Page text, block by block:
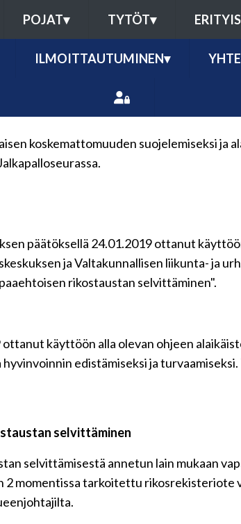
POJAT▾ TYTÖT▾
ILMOITTAUTUMINEN▾
koskemattomuuden suojelemiseksi ja
päätöksellä 24.01.2019 ottanut
ja Valtakunnallisen liikunta- ja
rikostaustan selvittäminen".
ottanut käyttöön alla olevan ohjeen
edistämiseksi ja
selvittäminen
selvittämisestä annetun lain mukaan
momentissa tarkoitettu rikosrekisteriote